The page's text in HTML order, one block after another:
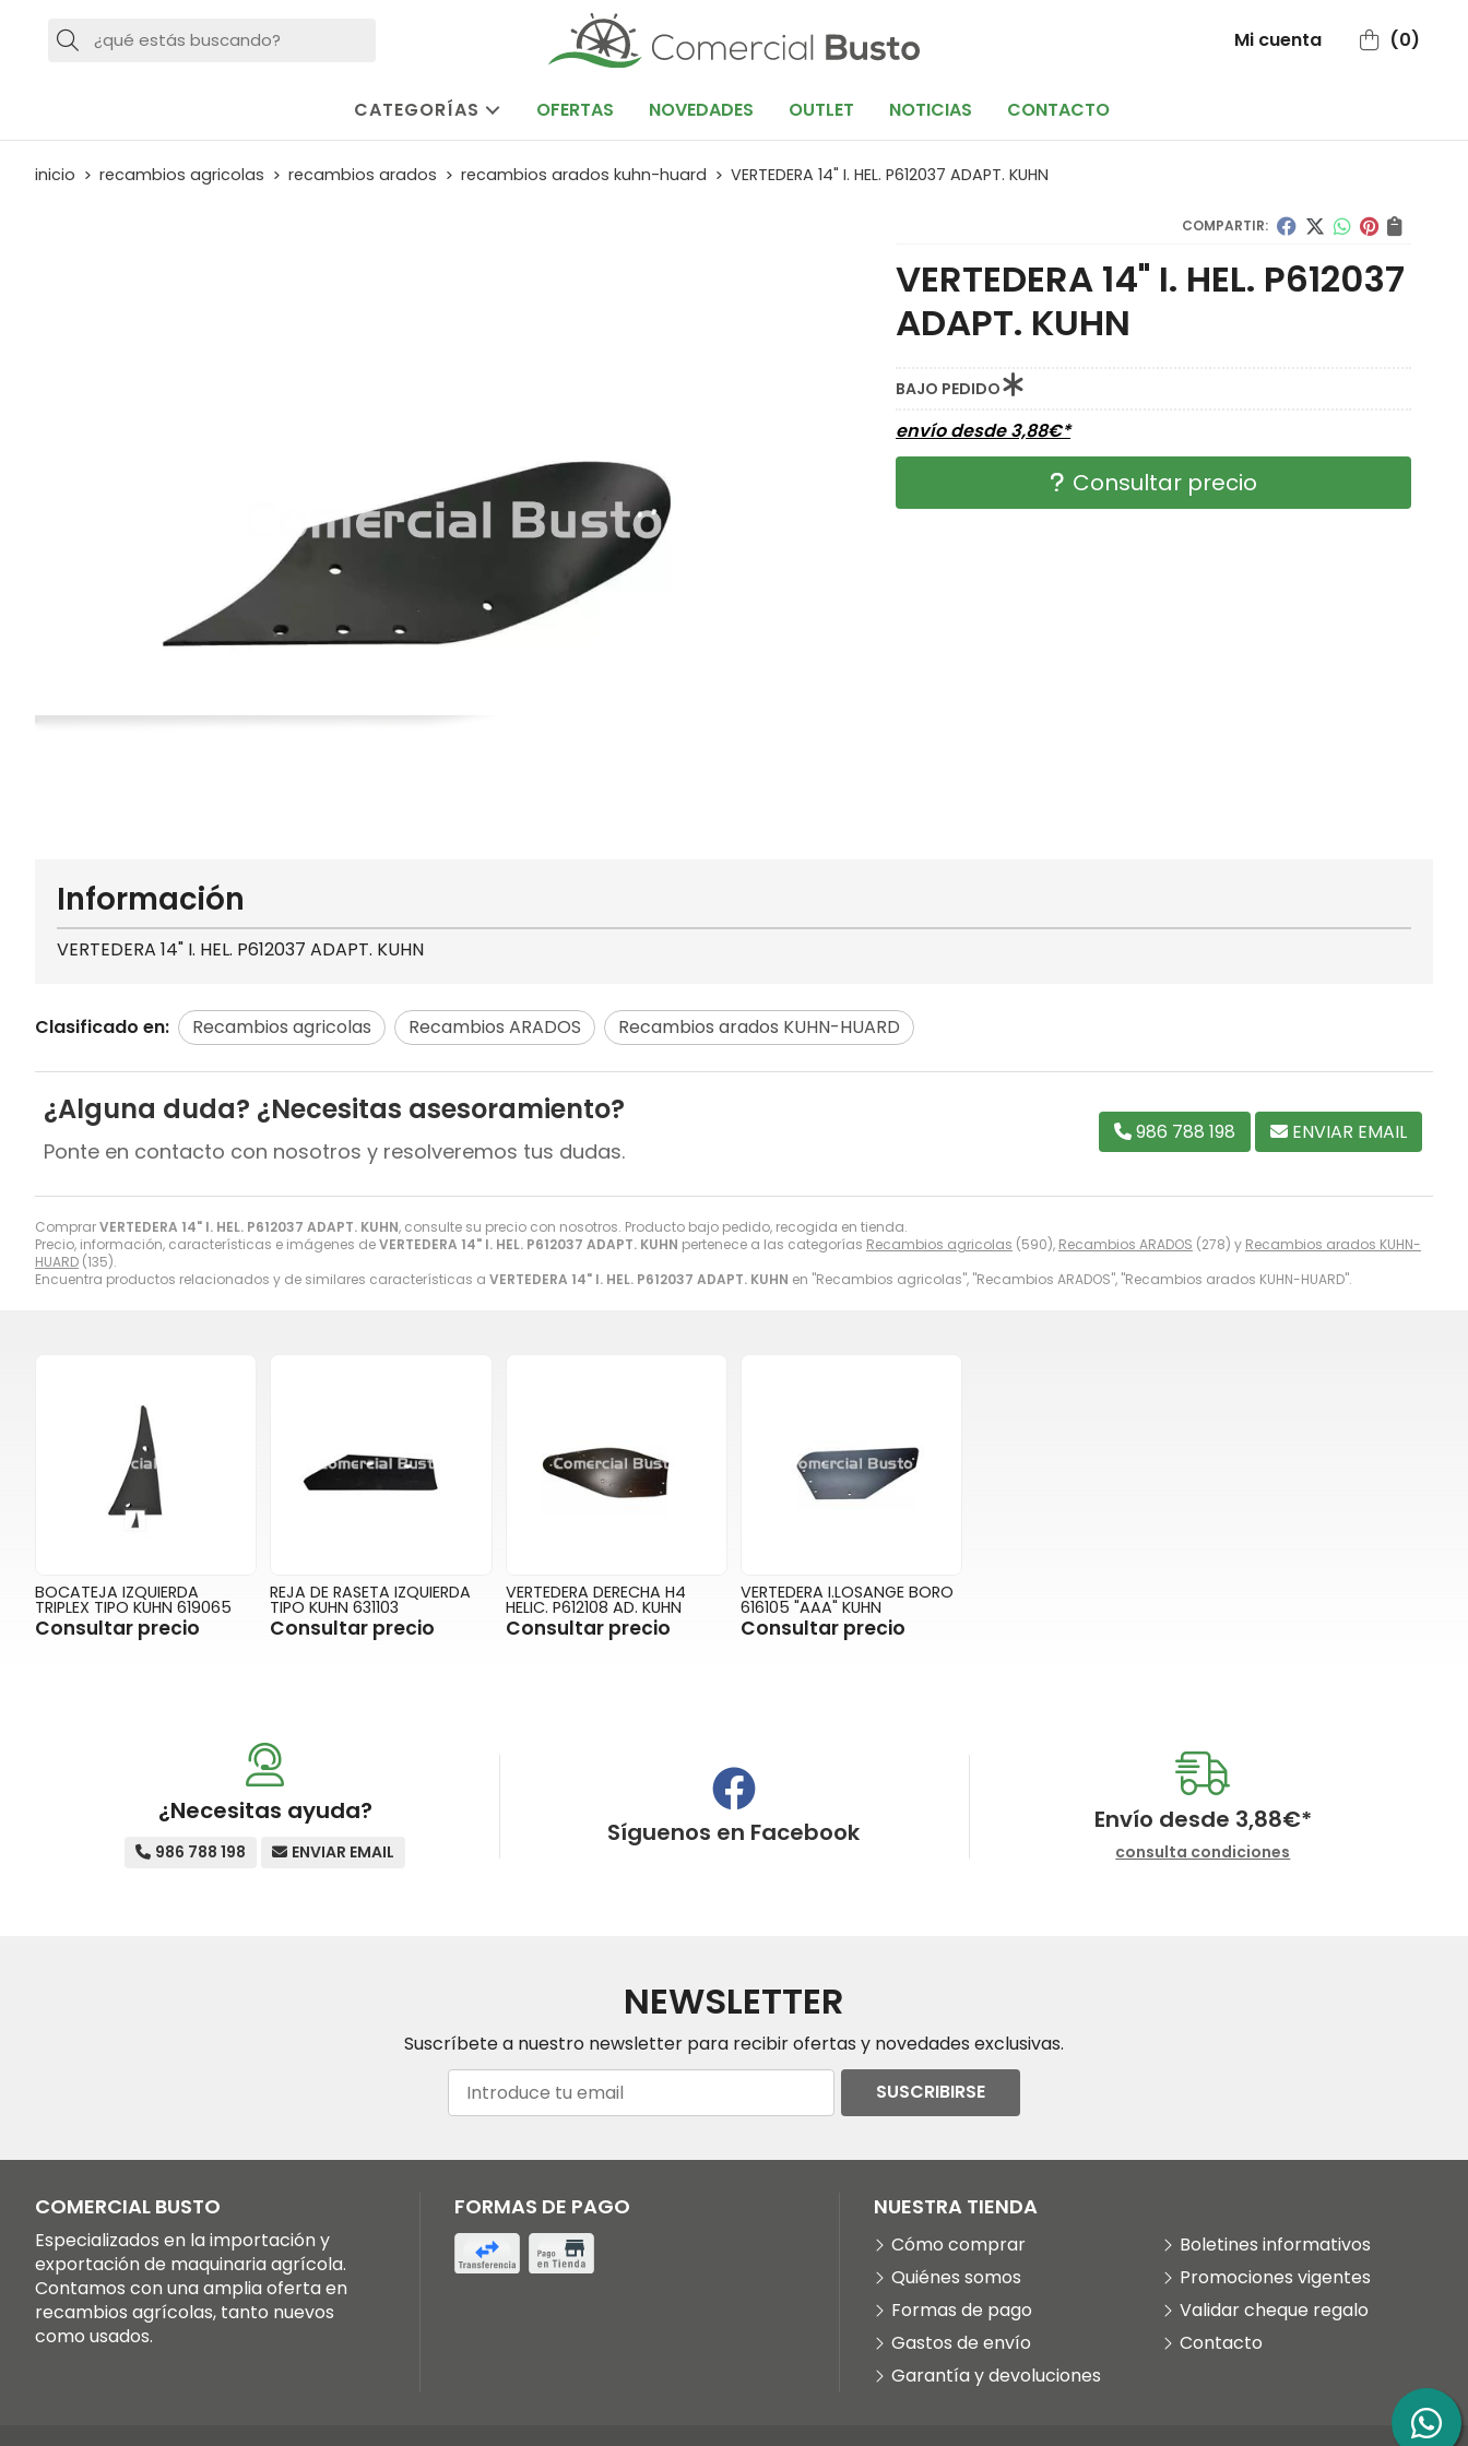
Buscar Mi cuenta 0
CATEGORÍAS OFERTAS NOVEDADES OUTLET NOTICIAS CONTACTO
inicio recambios agricolas recambios arados recambios arados kuhn-huard VERTEDERA 14" I. HEL. P612037 ADAPT. KUHN
COMPARTIR:
VERTEDERA 14" I. HEL. P612037
ADAPT. KUHN
BAJO PEDIDO
envío desde3,88€*
Consultar precio
ComprarVERTEDERA 14" I. HEL. P612037 ADAPT. KUHN, consulte su precio con nosotros. Producto bajo pedido, recogida en tienda.
Precio, información, características e imágenes deVERTEDERA 14" I. HEL. P612037 ADAPT. KUHN pertenece a las categorías Recambios agricolas (590), Recambios ARADOS (278) y Recambios arados KUHN-
HUARD (135).
Encuentra productos relacionados y de similares características a VERTEDERA 14" I. HEL. P612037 ADAPT. KUHN en "Recambios agricolas", "Recambios ARADOS", "Recambios arados KUHN-HUARD".
Información
VERTEDERA 14" I. HEL. P612037 ADAPT. KUHN
Clasificado en: Recambios agricolas Recambios ARADOS Recambios arados KUHN-HUARD
¿Alguna duda? ¿Necesitas asesoramiento?
Ponte en contacto con nosotros y resolveremos tus dudas.
986 788 198 ENVIAR EMAIL
BOCATEJA IZQUIERDA
TRIPLEX TIPO KUHN 619065
Consultar precio
REJA DE RASETA IZQUIERDA
TIPO KUHN 631103
Consultar precio
VERTEDERA DERECHA H4
HELIC. P612108 AD. KUHN
Consultar precio
VERTEDERA I.LOSANGE BORO
616105 "AAA" KUHN
Consultar precio
¿Necesitas ayuda?
986 788 198 ENVIAR EMAIL
Síguenos en Facebook Envío desde 3,88€*
consulta condiciones
NEWSLETTER
Suscríbete a nuestro newsletter para recibir ofertas y novedades exclusivas.
SUSCRIBIRSE
COMERCIAL BUSTO
Especializados en la importación y
exportación de maquinaria agrícola.
Contamos con una amplia oferta en
recambios agrícolas, tanto nuevos
como usados.
FORMAS DE PAGO NUESTRA TIENDA
Cómo comprar
Quiénes somos
Formas de pago
Gastos de envío
Garantía y devoluciones
Boletines informativos
Promociones vigentes
Validar cheque regalo
Contacto